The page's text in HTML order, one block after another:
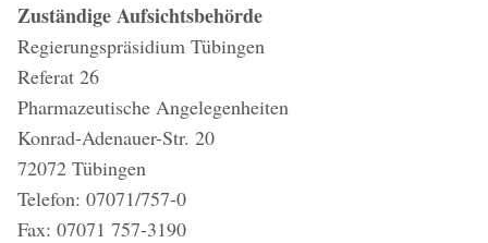
Zuständige Aufsichtsbehörde
Regierungspräsidium Tübingen
Referat 26
Pharmazeutische Angelegenheiten
Konrad-Adenauer-Str. 20
72072 Tübingen
Telefon: 07071/757-0
Fax: 07071 757-3190